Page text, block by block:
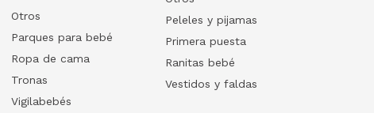
Otros
Parques para bebé
Ropa de cama
Tronas
Vigilabebés
Peleles y pijamas
Primera puesta
Ranitas bebé
Vestidos y faldas